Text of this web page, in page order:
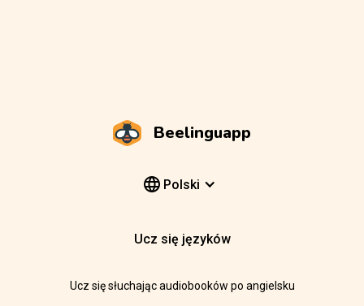
Beelinguapp
Polski
Ucz się języków
Ucz się słuchając audiobooków po angielsku